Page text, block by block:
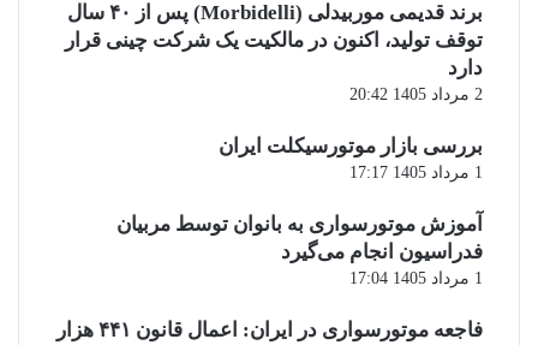
برند قدیمی موربیدلی (Morbidelli) پس از ۴۰ سال
توقف تولید، اکنون در مالکیت یک شرکت چینی قرار
دارد
2 مرداد 1405 20:42
بررسی بازار موتورسیکلت ایران
1 مرداد 1405 17:17
آموزش موتورسواری به بانوان توسط مربیان
فدراسیون انجام می‌گیرد
1 مرداد 1405 17:04
فاجعه موتورسواری در ایران: اعمال قانون ۴۴۱ هزار